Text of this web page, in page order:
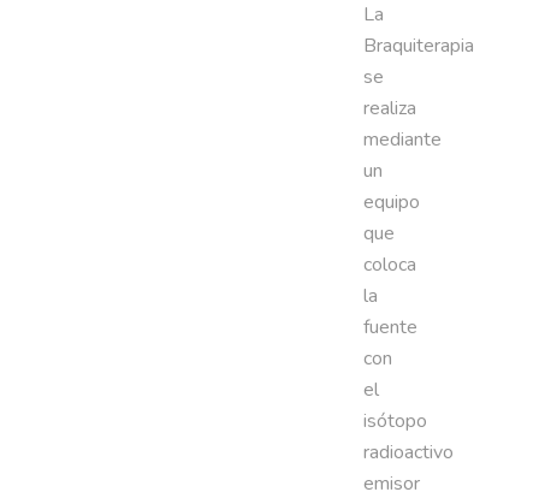
La
Braquiterapia
se
realiza
mediante
un
equipo
que
coloca
la
fuente
con
el
isótopo
radioactivo
emisor